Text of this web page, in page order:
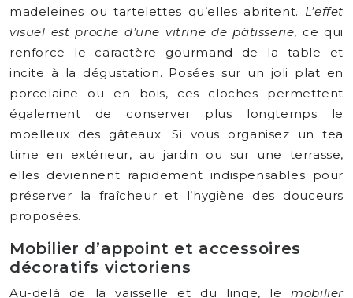
madeleines ou tartelettes qu’elles abritent. L’effet
visuel est proche d’une vitrine de pâtisserie, ce qui
renforce le caractère gourmand de la table et
incite à la dégustation. Posées sur un joli plat en
porcelaine ou en bois, ces cloches permettent
également de conserver plus longtemps le
moelleux des gâteaux. Si vous organisez un tea
time en extérieur, au jardin ou sur une terrasse,
elles deviennent rapidement indispensables pour
préserver la fraîcheur et l’hygiène des douceurs
proposées.
Mobilier d’appoint et accessoires
décoratifs victoriens
Au-delà de la vaisselle et du linge, lemobilier